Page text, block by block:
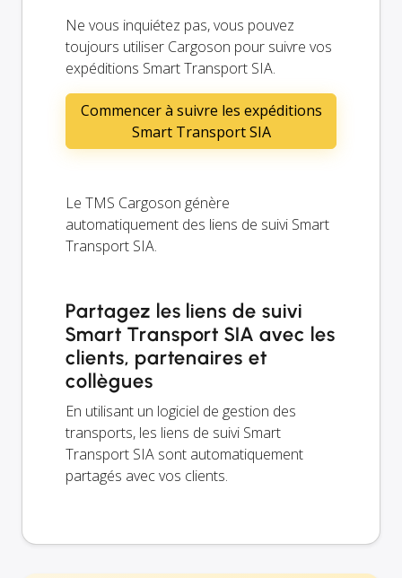
Ne vous inquiétez pas, vous pouvez
toujours utiliser Cargoson pour suivre vos
expéditions Smart Transport SIA.
Commencer à suivre les expéditions
Smart Transport SIA
Le TMS Cargoson génère
automatiquement des liens de suivi Smart
Transport SIA.
Partagez les liens de suivi
Smart Transport SIA avec les
clients, partenaires et
collègues
En utilisant un logiciel de gestion des
transports, les liens de suivi Smart
Transport SIA sont automatiquement
partagés avec vos clients.